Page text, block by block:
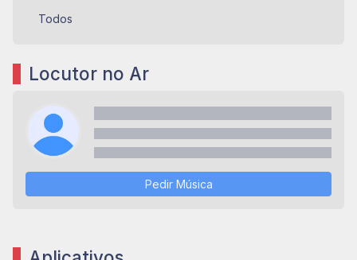
Todos
Locutor no Ar
Pedir Música